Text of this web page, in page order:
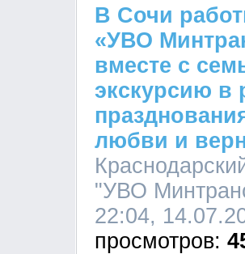
В Сочи
«УВО
вместе с
экскурсию в
любви и
"УВО
22:04,